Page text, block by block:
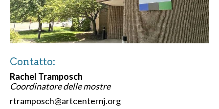
Contatto:
Rachel Tramposch
Coordinatore delle mostre
rtramposch@artcenternj.org